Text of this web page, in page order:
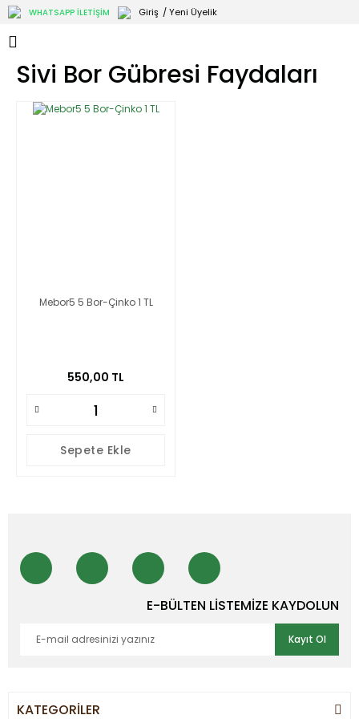
WHATSAPP İLETİŞİM Giriş / Yeni Üyelik
Sivi Bor Gübresi Faydaları
Mebor5 5 Bor-Çinko 1 TL
550,00 TL
Sepete Ekle
E-BÜLTEN LİSTEMİZE KAYDOLUN
Kayıt Ol
KATEGORİLER